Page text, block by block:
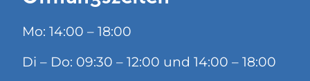
Mo: 14:00 – 18:00
Di – Do: 09:30 – 12:00 und 14:00 – 18:00